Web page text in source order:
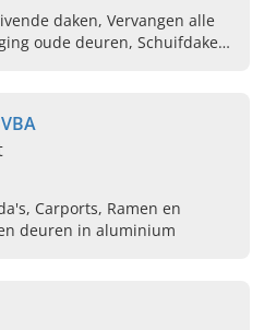
daken, Vervangen alle
oude deuren, Schuifdaken,
Carports, Ramen en
deuren in aluminium